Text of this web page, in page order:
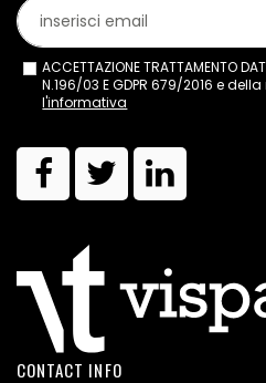
ACCETTAZIONE TRATTAMENTO
N.196/03 E GDPR 679/2016 e
l'informativa
CONTACT INFO